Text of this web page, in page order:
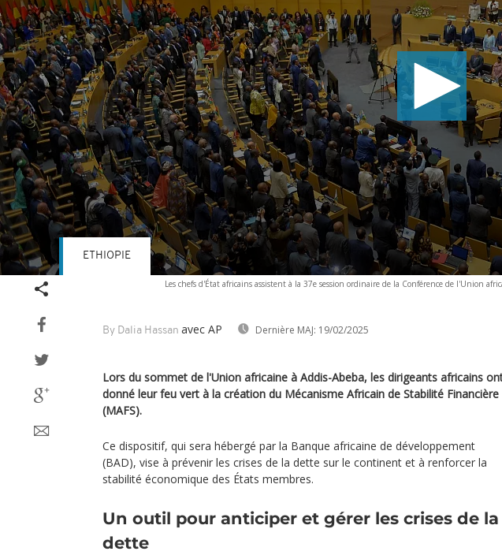
Les chefs d'État africains assistent à la 37e session ordinaire de la Conférence de l'Union
By Dalia Hassan avec AP Dernière MAJ: 19/02/2025
ETHIOPIE
Lors du sommet de l'Union africaine à Addis-Abeba, les dirigeants africains
donné leur feu vert à la création du Mécanisme Africain de Stabilité Financière
(MAFS).
Ce dispositif, qui sera hébergé par la Banque africaine de développement
(BAD), vise à prévenir les crises de la dette sur le continent et à renforcer la
stabilité économique des États membres.
Un outil pour anticiper et gérer les crises de la
dette